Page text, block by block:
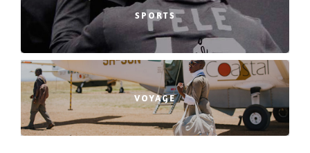
SPORTS
VOYAGE